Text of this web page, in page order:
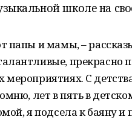
школе на
папы и мамы, –
прекрасно
мероприятиях. С
лет в пять в
я подсела к баяну и